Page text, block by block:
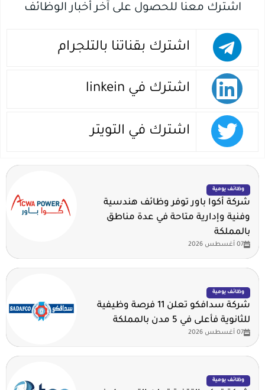
اشترك معنا للحصول على آخر أخبار الوظائف
اشترك بقناتنا بالتلجرام
اشترك في linkein
اشترك في التويتر
وظائف يومية
شركة أكوا باور توفر وظائف هندسية
وفنية وإدارية متاحة في عدة مناطق
بالمملكة
07 أغسطس 2026
وظائف يومية
شركة سدافكو تعلن 11 فرصة وظيفية
للثانوية فأعلى في 5 مدن بالمملكة
07 أغسطس 2026
وظائف يومية